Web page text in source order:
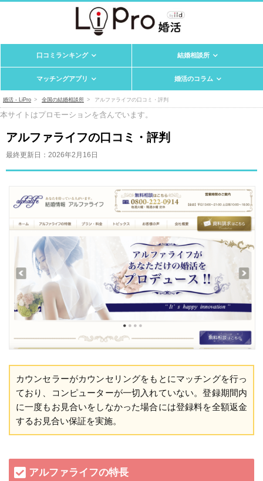
口コミランキング 結婚相談所
マッチングアプリ 婚活のコラム
婚活 - LiPro 全国の結婚相談所 アルファライフの口コミ・評判
本サイトはプロモーションを含んでいます。
アルファライフの口コミ・評判
最終更新日： 2026年2月16日
カウンセラーがカウンセリングをもとにマッチングを行っ
ており、コンピューターが一切入れていない。登録期間内
に一度もお見合いをしなかった場合には登録料を全額返金
するお見合い保証を実施。
アルファライフの特長